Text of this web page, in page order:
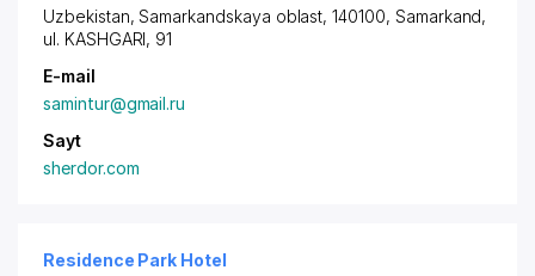
Uzbekistan, Samarkandskaya oblast, 140100, Samarkand,
ul. KASHGARI, 91
E-mail
samintur@gmail.ru
Sayt
sherdor.com
Residence Park Hotel